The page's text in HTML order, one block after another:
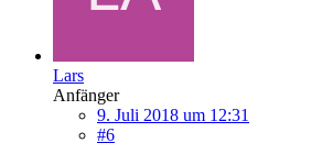
Lars
Anfänger
9. Juli 2018 um 12:31
#6